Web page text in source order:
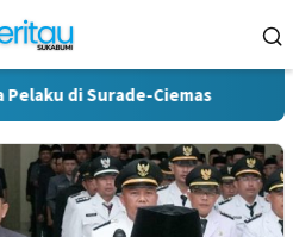
di Surade-Ciemas